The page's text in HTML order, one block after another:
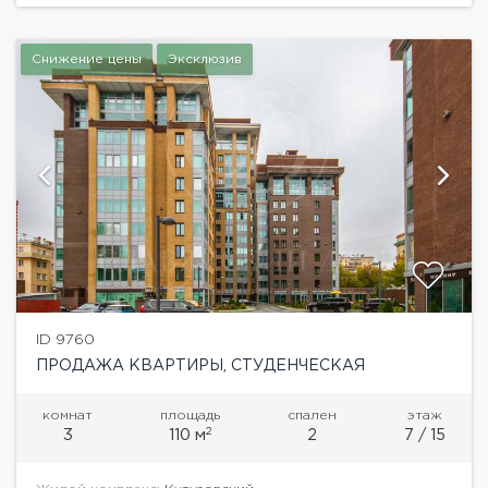
Снижение цены Эксклюзив
ID 9760
ПРОДАЖА КВАРТИРЫ, СТУДЕНЧЕСКАЯ
комнат
3
площадь
110 м2
спален
2
этаж
7 / 15